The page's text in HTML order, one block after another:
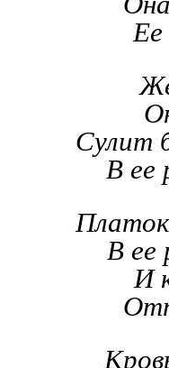
Ее
Сулит
В ее
В ее
И